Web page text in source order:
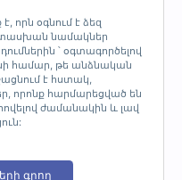
որն օգնում է ձեզ
նամակներ
՝ օգտագործելով
համար, թե անձնական
է հստակ,
հարմարեցված են
ժամանակին և լավ
գրող